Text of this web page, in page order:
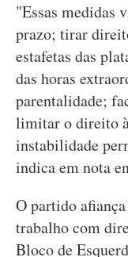
"Essas medidas
prazo; tirar
estafetas das
das horas
parentalidade;
limitar o direito
instabilidade
indica em nota
O partido
trabalho com
Bloco de